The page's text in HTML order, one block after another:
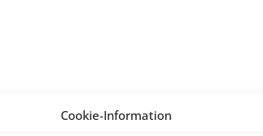
Cookie-Information